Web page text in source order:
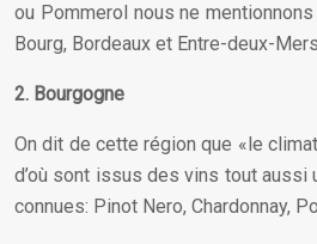
ou Pommerol nous ne
Bourg, Bordeaux et Entre-deux-
2. Bourgogne
On dit de cette région que «le
d’où sont issus des vins tout aussi
connues: Pinot Nero, Chardonnay,